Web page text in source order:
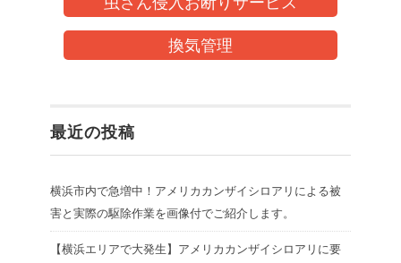
換気管理
最近の投稿
横浜市内で急増中！アメリカカンザイシロアリによる被
害と実際の駆除作業を画像付でご紹介します。
【横浜エリアで大発生】アメリカカンザイシロアリに要